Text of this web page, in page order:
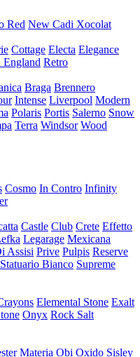
Red New Cadi Xocolat
Cottage Electa Elegance
England Retro
Braga Brennero
Intense Liverpool Modern
Polaris Portis Salerno Snow
Terra Windsor Wood
Cosmo In Contro Infinity
Castle Club Crete Effetto
Legarage Mexicana
Assisi Prive Pulpis Reserve
Statuario Bianco Supreme
Elemental Stone Exalt
Onyx Rock Salt
Materia Obi Oxido Sisley